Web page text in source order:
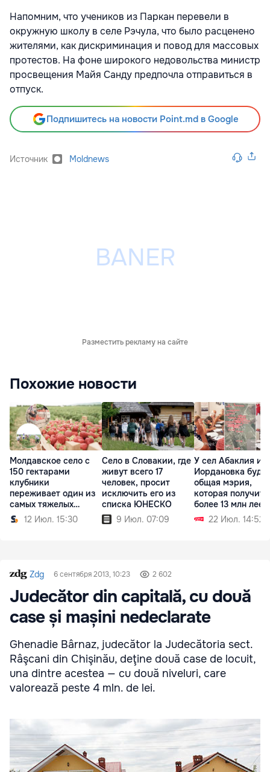
Напомним, что учеников из Паркан перевели в
окружную школу в селе Рэчула, что было расценено
жителями, как дискриминация и повод для массовых
протестов. На фоне широкого недовольства министр
просвещения Майя Санду предпочла отправиться в
отпуск.
Подпишитесь на новости Point.md в Google
Источник Moldnews
Разместить рекламу на сайте
Похожие новости
Молдавское село с
150 гектарами
клубники
переживает один из
самых тяжелых
сезонов
12 Июл. 15:30
Село в Словакии, где
живут всего 17
человек, просит
исключить его из
списка ЮНЕСКО
9 Июл. 07:09
У сел Абаклия и
Иордановка
общая мэрия,
которая получит
более 13 млн леев
22 Июл. 14:52
Zdg 6 сентября 2013, 10:23 2 602
Judecător din capitală, cu două
case și mașini nedeclarate
Ghenadie Bârnaz, judecător la Judecătoria sect.
Râşcani din Chişinău, deţine două case de locuit,
una dintre acestea — cu două niveluri, care
valorează peste 4 mln. de lei.